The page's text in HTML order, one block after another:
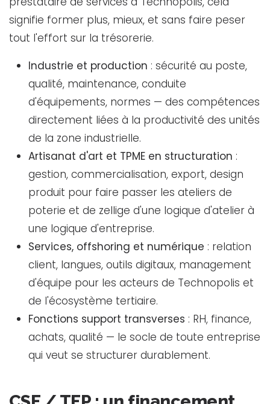
signifie former plus, mieux, et sans faire peser
tout l'effort sur la trésorerie.
Industrie et production : sécurité au poste,
qualité, maintenance, conduite
d'équipements, normes — des compétences
directement liées à la productivité des unités
de la zone industrielle.
Artisanat d'art et TPME en structuration :
gestion, commercialisation, export, design
produit pour faire passer les ateliers de
poterie et de zellige d'une logique d'atelier à
une logique d'entreprise.
Services, offshoring et numérique : relation
client, langues, outils digitaux, management
d'équipe pour les acteurs de Technopolis et
de l'écosystème tertiaire.
Fonctions support transverses : RH, finance,
achats, qualité — le socle de toute entreprise
qui veut se structurer durablement.